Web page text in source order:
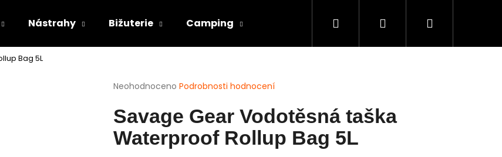
Nástrahy Bižuterie Camping Péče o úlovky BAZAR použité zboží
Hledat PřihlášeníNákupní
Bag 5L
Průměrné
produktu
je
0,0
z
Neohodnoceno Podrobnosti hodnocení
Savage Gear Vodotěsná taška
Waterproof Rollup Bag 5L
potřebujete najít?